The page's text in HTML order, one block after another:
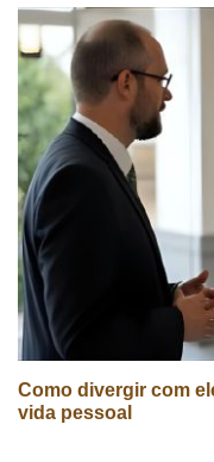
Como divergir com
vida pessoal